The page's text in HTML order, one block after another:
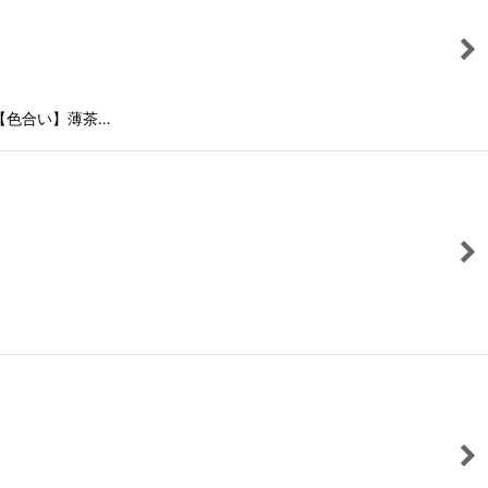
色合い】薄茶…